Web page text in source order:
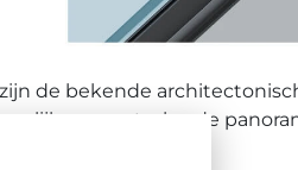
de bekende
om grote, brede